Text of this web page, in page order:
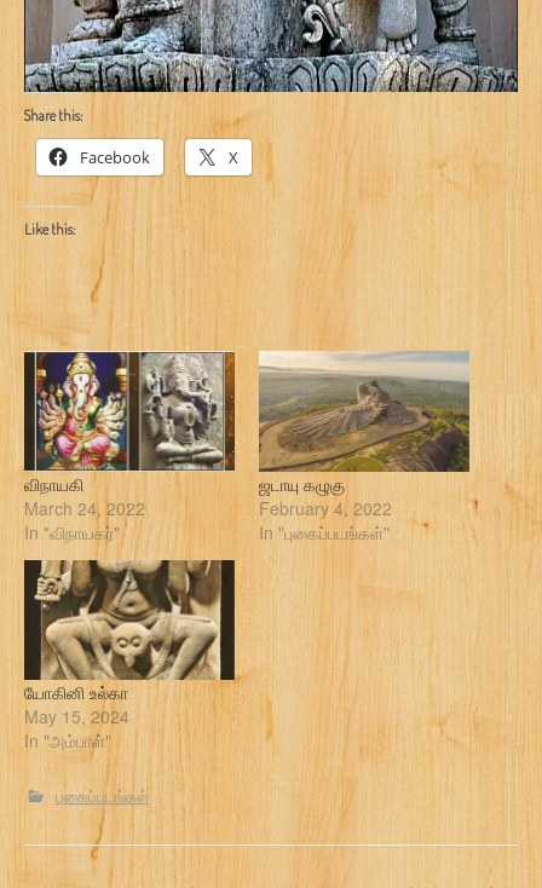
Share this:
Facebook X
Like this:
விநாயகி
March 24, 2022
In "விநாயகர்"
ஜடாயு கழுகு
February 4, 2022
In "புகைப்படங்கள்"
யோகினி உல்கா
May 15, 2024
In "அம்பாள்"
புகைப்படங்கள்